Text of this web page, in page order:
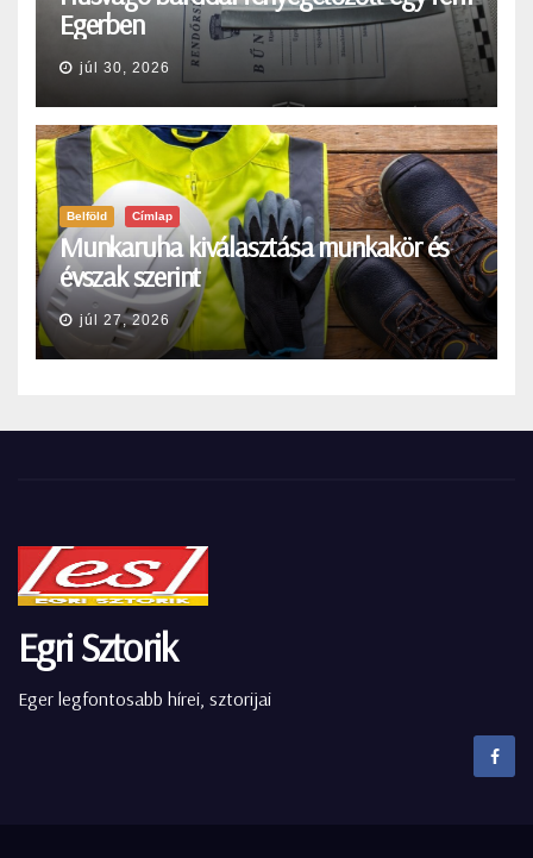
Egerben
júl 30, 2026
Belföld Címlap
Munkaruha kiválasztása munkakör és
évszak szerint
júl 27, 2026
Egri Sztorik
Eger legfontosabb hírei, sztorijai